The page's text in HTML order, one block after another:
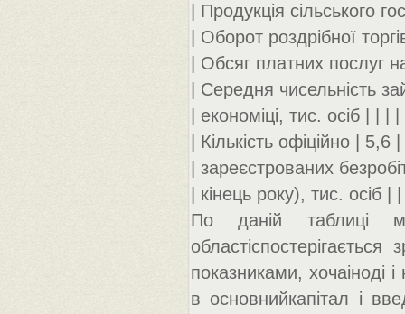
| Продукція сільського
| Оборот роздрібної
| Обсяг платних послуг
| Середня чисельність
| економіці, тис. осіб | | | |
| Кількість офіційно |
| зареєстрованих
| кінець року), тис. осіб |
По даній таблиці
показниками, хочаіноді
в основнийкапітал і